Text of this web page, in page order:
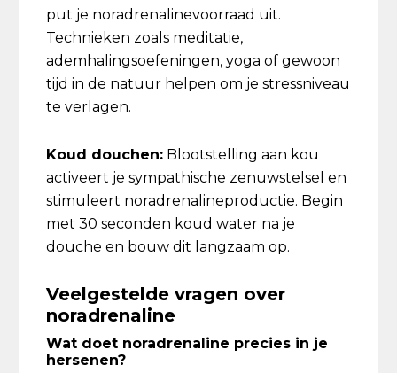
put je noradrenalinevoorraad uit.
Technieken zoals meditatie,
ademhalingsoefeningen, yoga of gewoon
tijd in de natuur helpen om je stressniveau
te verlagen.
Koud douchen: Blootstelling aan kou
activeert je sympathische zenuwstelsel en
stimuleert noradrenalineproductie. Begin
met 30 seconden koud water na je
douche en bouw dit langzaam op.
Veelgestelde vragen over
noradrenaline
Wat doet noradrenaline precies in je
hersenen?